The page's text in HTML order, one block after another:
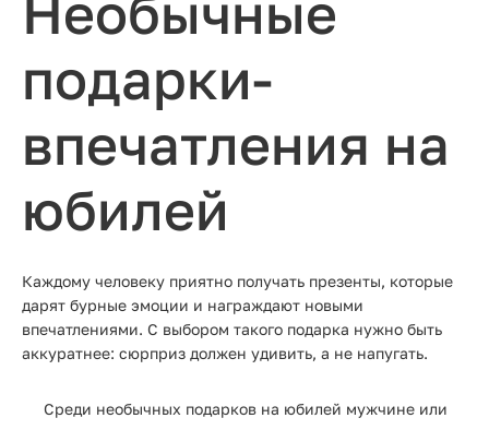
подарки-
впечатления на
юбилей
Каждому человеку приятно получать презенты, которые
дарят бурные эмоции и награждают новыми
впечатлениями. С выбором такого подарка нужно быть
аккуратнее: сюрприз должен удивить, а не напугать.
Среди необычных подарков на юбилей мужчине или